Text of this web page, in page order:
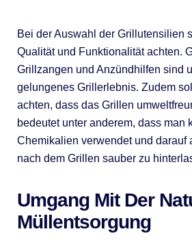
Bei der Auswahl der Grillutensilien
Qualität und Funktionalität achten.
Grillzangen und Anzündhilfen sind
gelungenes Grillerlebnis. Zudem
achten, dass das Grillen
bedeutet unter anderem, dass man
Chemikalien verwendet und darauf
nach dem Grillen sauber zu
Umgang Mit Der
Müllentsorgung